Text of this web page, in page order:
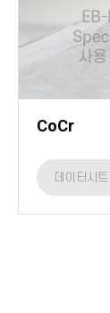
CoCr
데이터시트